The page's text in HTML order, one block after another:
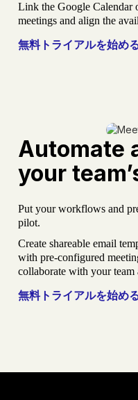
Link the Google Calendar
meetings and align the
無料トライアルを始め
Automate
your
Put your workflows and
pilot.
Create shareable email
with pre-configured
collaborate with your team
無料トライアルを始め